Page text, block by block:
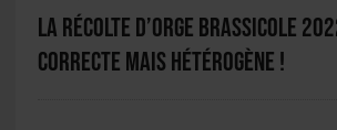
La récolte d’orge brassicole
correcte mais hétérogène !